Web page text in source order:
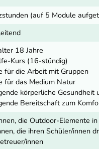
(auf 5 Module
18 Jahre
Kurs (16-stündig)
für die Arbeit mit Gruppen
für das Medium Natur
körperliche Gesundheit
Bereitschaft zum
die Outdoor-Elemente
die ihren Schüler/innen
innen